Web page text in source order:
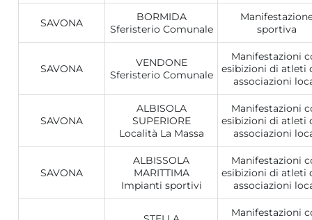
SAVONA
BORMIDA
Sferisterio Comunale
sportiva
SAVONA
VENDONE
Sferisterio Comunale
Manifestazioni
esibizioni di atleti
associazioni
SAVONA
ALBISOLA
SUPERIORE
Località La Massa
Manifestazioni
esibizioni di atleti
associazioni
SAVONA
ALBISSOLA
MARITTIMA
Impianti sportivi
Manifestazioni
esibizioni di atleti
associazioni
Manifestazioni